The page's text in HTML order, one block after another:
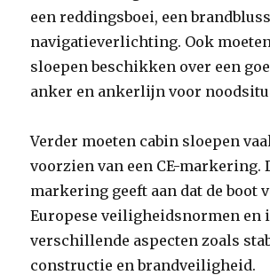
een reddingsboei, een
navigatieverlichting. Ook
sloepen beschikken over een
anker en ankerlijn voor
Verder moeten cabin sloepen
voorzien van een CE-markering.
markering geeft aan dat de boot
Europese veiligheidsnormen en
verschillende aspecten zoals
constructie en brandveiligheid.